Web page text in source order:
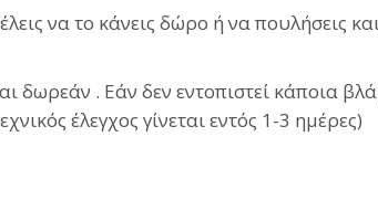
να το κάνεις δώρο ή να πουλήσεις και
δωρεάν . Εάν δεν εντοπιστεί κάποια
έλεγχος γίνεται εντός 1-3 ημέρες)